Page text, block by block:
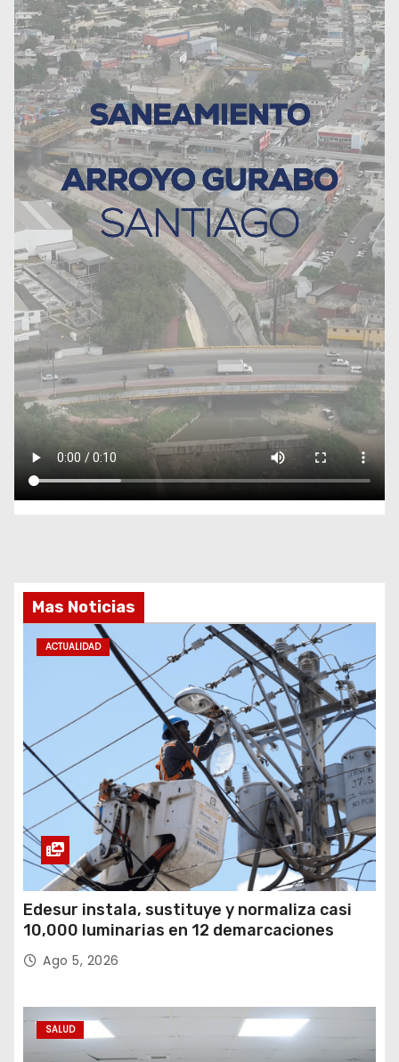
Mas Noticias
ACTUALIDAD
Edesur instala, sustituye y normaliza casi
10,000 luminarias en 12 demarcaciones
Ago 5, 2026
SALUD